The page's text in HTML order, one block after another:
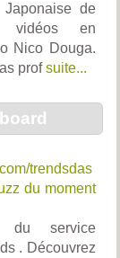
Japonaise de
vidéos en
Nico Douga.
profsuite...
trendsdas
du moment
du service
. Découvrez